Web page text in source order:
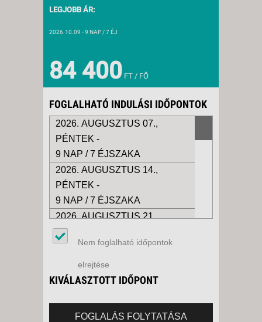
LEGJOBB ÁR:
2026.10.09 - 9 NAP / 7 ÉJ
84 400 FT / FŐ
FOGLALHATÓ INDULÁSI IDŐPONTOK
2026. AUGUSZTUS 07.,
PÉNTEK -
9 NAP / 7 ÉJSZAKA
2026. AUGUSZTUS 14.,
PÉNTEK -
9 NAP / 7 ÉJSZAKA
2026. AUGUSZTUS 21.,
PÉNTEK -
9 NAP / 7 ÉJSZAKA
2026. AUGUSZTUS 28.,
PÉNTEK -
2026. SZEPTEMBER 04.,
Nem foglalható időpontok
elrejtése
KIVÁLASZTOTT IDŐPONT
FOGLALÁS FOLYTATÁSA